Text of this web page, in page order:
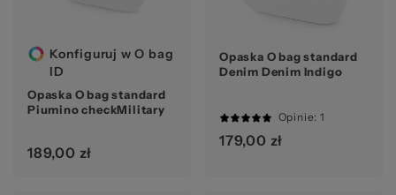
Konfiguruj w O bag
ID
Opaska O bag standard
Piumino checkMilitary
189,00 zł
Opaska O bag standard
Denim Denim Indigo
100%
Opinie: 1
179,00 zł